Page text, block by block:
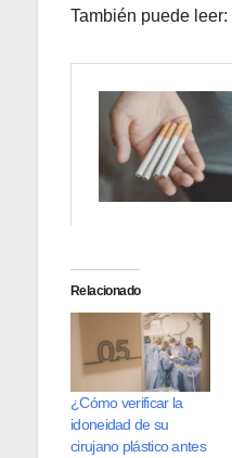
También puede leer:
Relacionado
¿Cómo verificar la
idoneidad de su
cirujano plástico antes